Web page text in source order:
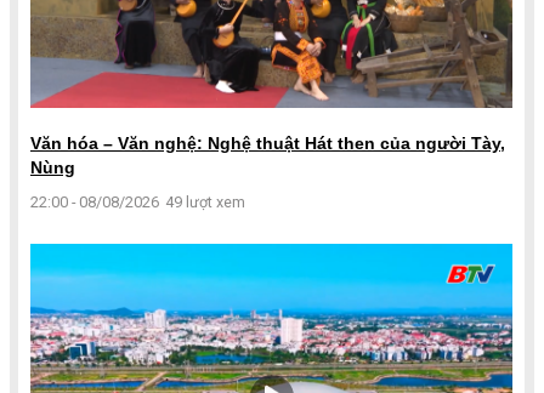
Văn hóa – Văn nghệ: Nghệ thuật Hát then của người Tày,
Nùng
22:00 - 08/08/2026 49 lượt xem